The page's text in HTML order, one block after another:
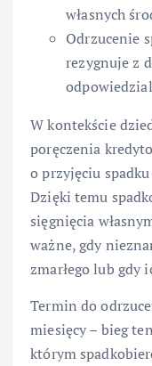
własnych
Odrzucenie
rezygnuje z
W kontekście
poręczenia
o przyjęciu
Dzięki temu
sięgnięcia
ważne, gdy
zmarłego lub gdy
Termin do
miesięcy – bieg
którym